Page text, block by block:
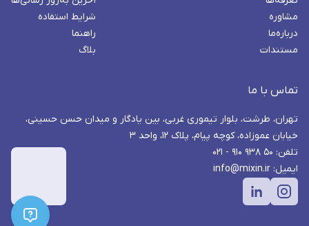
مشاوره
درباره‌ما
مستندات
شرایط استفاده
راهنما
بلاگ
تماس با ما
تهران، طرشت، بلوار تیموری غربی، بین یادگار و میدان حسن حسینی،
خیابان عموزاده، کوچه پیام، پلاک ۱۲، واحد ۳
تلفن: ۵۰ ۹۳۸ ۹۱۰ - ۰۲۱
ایمیل: info@mixin.ir